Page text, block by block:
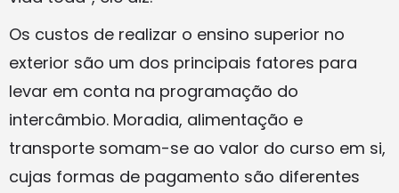
Os custos de realizar o ensino superior no
exterior são um dos principais fatores para
levar em conta na programação do
intercâmbio. Moradia, alimentação e
transporte somam-se ao valor do curso em si,
cujas formas de pagamento são diferentes